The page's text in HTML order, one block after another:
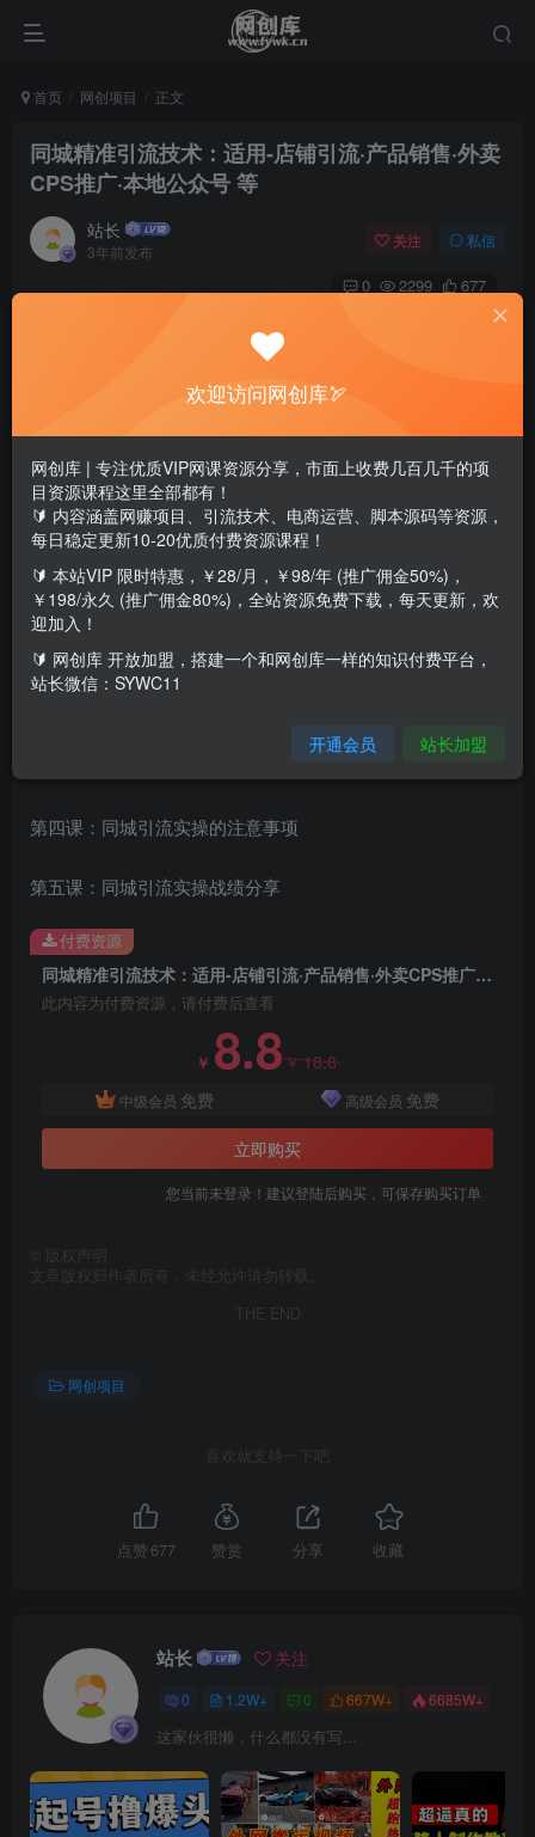
首页 网创项目 正文
同城精准引流技术：适用-店铺引流·产品销售·外卖
CPS推广·本地公众号 等
站长
3年前发布
关注 私信
0 2299 677
课程目录
第一课：同城精准引流的作用（同城项目必看）
第四课：同城引流实操的注意事项
第五课：同城引流实操战绩分享
同城精准引流技术：适用-店铺引流·产品销售·外卖CPS推广·本地公众号 等
此内容为付费资源，请付费后查看
￥ 8.8￥18.8
中级会员 免费 高级会员 免费
立即购买
您当前未登录！建议登陆后购买，可保存购买订单
付费资源
版权声明
文章版权归作者所有，未经允许请勿转载。
THE END
网创项目
喜欢就支持一下吧
点赞 677 赞赏 分享 收藏
站长 关注
0 1.2W+ 0 667W+ 6685W+
这家伙很懒，什么都没有写...
欢迎访问网创库🏹
网创库 | 专注优质VIP网课资源分享，市面上收费几百几千的项
目资源课程这里全部都有！
🔰 内容涵盖网赚项目、引流技术、电商运营、脚本源码等资源，
每日稳定更新10-20优质付费资源课程！
🔰 本站VIP 限时特惠，￥28/月，￥98/年 (推广佣金50%)，
￥198/永久 (推广佣金80%)，全站资源免费下载，每天更新，欢
迎加入！
🔰 网创库 开放加盟，搭建一个和网创库一样的知识付费平台，
站长微信：SYWC11
开通会员 站长加盟